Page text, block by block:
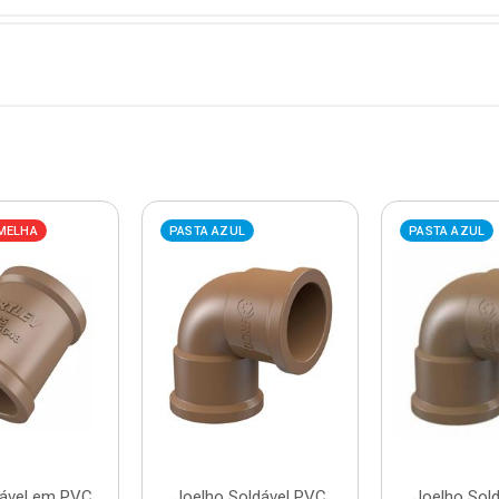
PASTA AZUL PASTA AZUL